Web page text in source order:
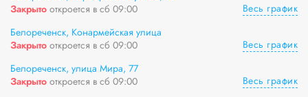
Закрыто откроется в сб 09:00
Весь график
Белореченск, Конармейская улица
Закрыто откроется в сб 09:00
Весь график
Белореченск, улица Мира, 77
Закрыто откроется в сб 09:00
Весь график